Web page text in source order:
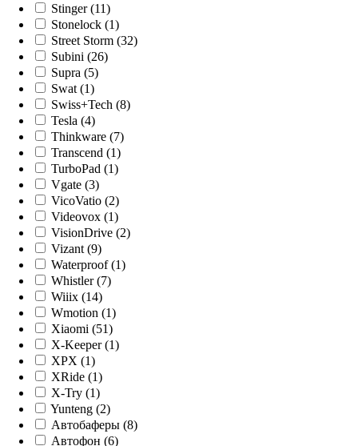
Stinger (11)
Stonelock (1)
Street Storm (32)
Subini (26)
Supra (5)
Swat (1)
Swiss+Tech (8)
Tesla (4)
Thinkware (7)
Transcend (1)
TurboPad (1)
Vgate (3)
VicoVatio (2)
Videovox (1)
VisionDrive (2)
Vizant (9)
Waterproof (1)
Whistler (7)
Wiiix (14)
Wmotion (1)
Xiaomi (51)
X-Keeper (1)
XPX (1)
XRide (1)
X-Try (1)
Yunteng (2)
Автобаферы (8)
Автофон (6)